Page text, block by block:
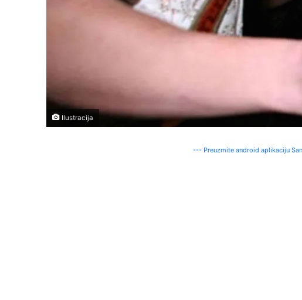
Ilustracija
--- Preuzmite android aplikaciju